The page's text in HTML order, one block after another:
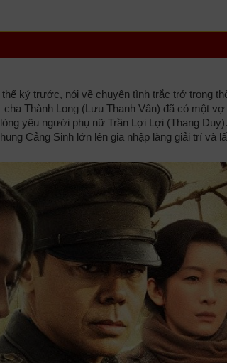
kỷ trước, nói về chuyện tình trắc trở trong
Thành Long (Lưu Thanh Vân) đã có một vợ
yêu người phụ nữ Trần Lợi Lợi (Thang
Cảng Sinh lớn lên gia nhập làng giải trí và